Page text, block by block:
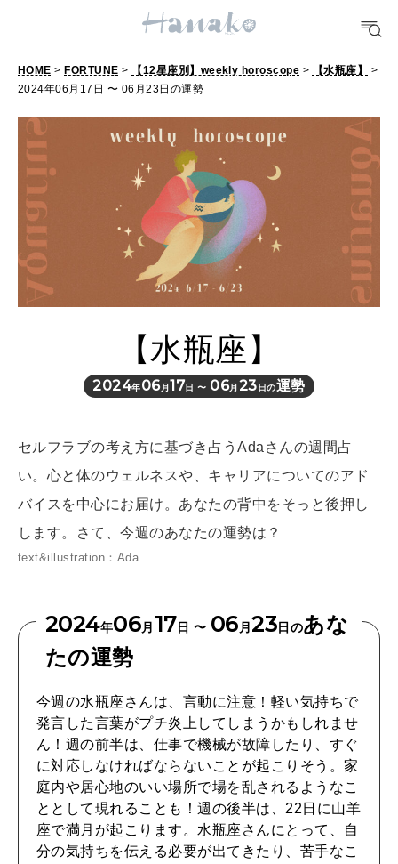
POPULAR TAGS
10 CATEGORIES
FOOD
おいしい
TRAVEL
どこ行く？
FORTUNE
[12星座別] Monthly Love Holoscope
女神まり愛のタロットメッセージ
算命学がわかる今月のあなた
HEALTH
LEARN
MAMA
ママもいろいろ
SUSTAINABLE
わたしができること
CULTURE
自分を耕す
HOME > FORTUNE > 【12星座別】weekly horoscope > 【水瓶座】
>
2024年06月17日 〜 06月23日の運勢
【水瓶座】
2024年06月 17日 〜 06月 23 日の運勢
セルフラブの考え方に基づき占うAdaさんの週間占
い。心と体のウェルネスや、キャリアについてのアド
バイスを中心にお届け。あなたの背中をそっと後押し
します。さて、今週のあなたの運勢は？
text&illustration：Ada
2024年06月 17日 〜 06月23日のあな
たの運勢
今週の水瓶座さんは、言動に注意！軽い気持ちで
発言した言葉がプチ炎上してしまうかもしれませ
ん！週の前半は、仕事で機械が故障したり、すぐ
に対応しなければならないことが起こりそう。家
庭内や居心地のいい場所で場を乱されるようなこ
ととして現れることも！週の後半は、22日に山羊
座で満月が起こります。水瓶座さんにとって、自
分の気持ちを伝える必要が出てきたり、苦手なこ